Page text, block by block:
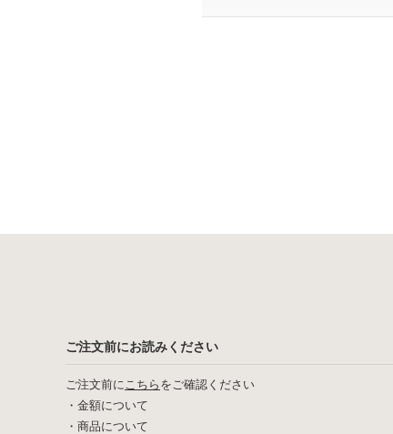
ご注文前にお読みください
ご注文前にこちら をご確認ください
・ 金額について
・ 商品について